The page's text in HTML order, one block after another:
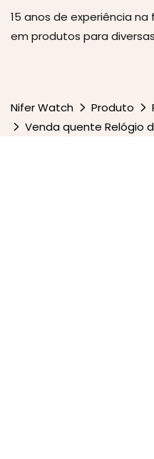
15 anos de experiência
em produtos para
Nifer Watch Produto
Venda quente Relógio